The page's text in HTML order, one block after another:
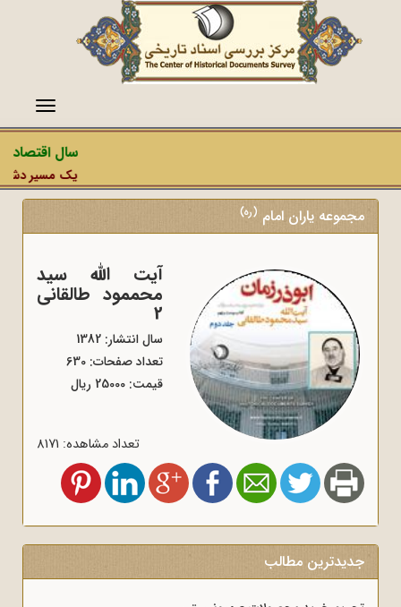
منو
سال اقتصاد
یک مسیر
مجموعه یاران امام (ره)
آیت الله سید
محممود طالقانی
2
سال انتشار: 1382
تعداد صفحات: 630
قیمت: 25000 ریال
تعداد مشاهده: 8171
جدیدترین مطالب